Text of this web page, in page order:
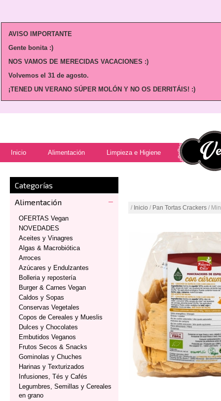
AVISO IMPORTANTE
Gente bonita :)
NOS VAMOS DE MERECIDAS VACACIONES :)
Volvemos el 31 de agosto.
¡TENED UN VERANO SÚPER MOLÓN Y NO OS DERRITÁIS! :)
Inicio Alimentación Limpieza e Higiene
Categorías
Alimentación
OFERTAS Vegan
NOVEDADES
Aceites y Vinagres
Algas & Macrobiótica
Arroces
Azúcares y Endulzantes
Bolleria y repostería
Burger & Carnes Vegan
Caldos y Sopas
Conservas Vegetales
Copos de Cereales y Mueslis
Dulces y Chocolates
Embutidos Veganos
Frutos Secos & Snacks
Gominolas y Chuches
Harinas y Texturizados
Infusiones, Tés y Cafés
Legumbres, Semillas y Cereales
en grano
/ Inicio / Pan Tortas Crackers /